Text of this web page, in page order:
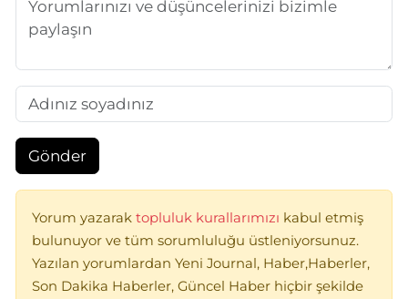
Gönder
Yorum yazarak topluluk kurallarımızı kabul etmiş
bulunuyor ve tüm sorumluluğu üstleniyorsunuz.
Yazılan yorumlardan Yeni Journal, Haber,Haberler,
Son Dakika Haberler, Güncel Haber hiçbir şekilde